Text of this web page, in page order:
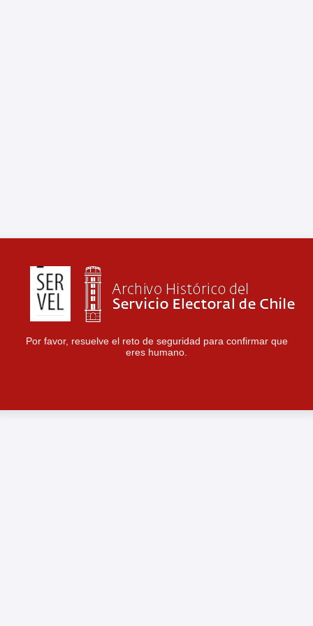
Por favor, resuelve el reto de seguridad para confirmar que
eres humano.